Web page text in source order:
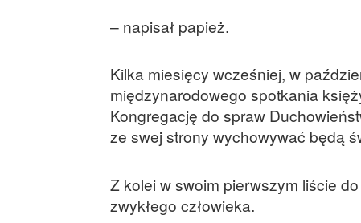
– napisał papież.
Kilka miesięcy wcześniej, w
międzynarodowego spotkania
Kongregację do spraw
ze swej strony wychowywać będą
Z kolei w swoim pierwszym liście
zwykłego człowieka.